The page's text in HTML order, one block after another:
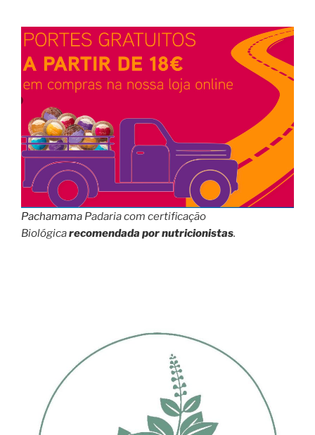
Pachamama Padaria com certificação
Biológicarecomendada por nutricionistas.